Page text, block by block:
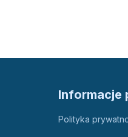
Informacje
Polityka